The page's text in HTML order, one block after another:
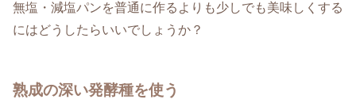
無塩・減塩パンを普通に作るよりも少しでも美味しくする
にはどうしたらいいでしょうか？
熟成の深い発酵種を使う